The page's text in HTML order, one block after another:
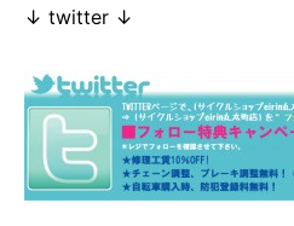
↓ twitter ↓